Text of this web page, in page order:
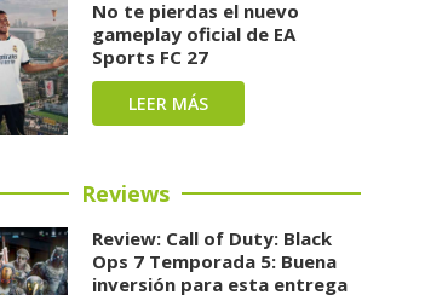
No te pierdas el nuevo
gameplay oficial de EA
Sports FC 27
LEER MÁS
Reviews
Review: Call of Duty: Black
Ops 7 Temporada 5: Buena
inversión para esta entrega